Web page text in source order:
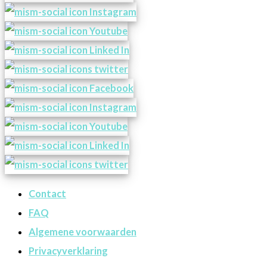
Contact
FAQ
Algemene voorwaarden
Privacyverklaring